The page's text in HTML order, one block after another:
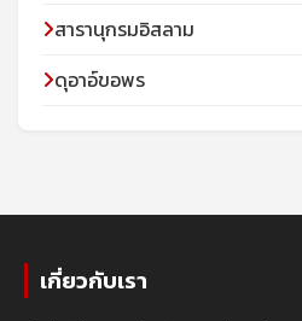
สารานุกรมอิสลาม
ดุอาอ์ขอพร
เกี่ยวกับเรา